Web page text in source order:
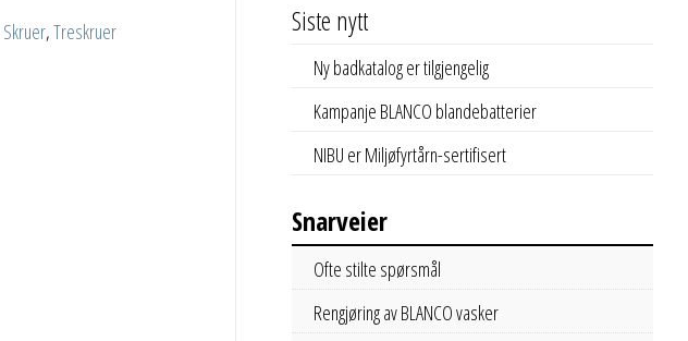
Skruer,Treskruer
Siste nytt
Ny badkatalog er tilgjengelig
Kampanje BLANCO blandebatterier
NIBU er Miljøfyrtårn-sertifisert
Snarveier
Ofte stilte spørsmål
Rengjøring av BLANCO vasker